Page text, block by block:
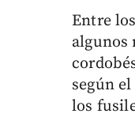
Entre
algunos
según
los